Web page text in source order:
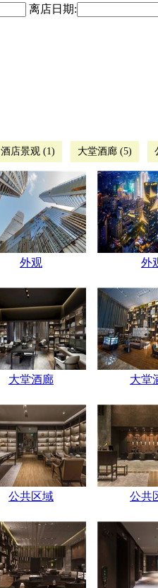
离店日期:
酒店景观 (1) 大堂酒廊 (5)
外观 外
大堂酒廊 大堂
公共区域 公共